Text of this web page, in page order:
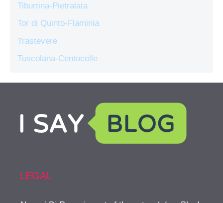
Tiburtina-Pietralata
Tor di Quinto-Flaminia
Trastevere
Tuscolana-Centocelle
LEGAL